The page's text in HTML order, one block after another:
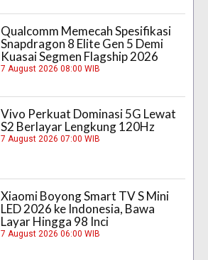
Qualcomm Memecah Spesifikasi
Snapdragon 8 Elite Gen 5 Demi
Kuasai Segmen Flagship 2026
7 August 2026 08:00 WIB
Vivo Perkuat Dominasi 5G Lewat
S2 Berlayar Lengkung 120Hz
7 August 2026 07:00 WIB
Xiaomi Boyong Smart TV S Mini
LED 2026 ke Indonesia, Bawa
Layar Hingga 98 Inci
7 August 2026 06:00 WIB